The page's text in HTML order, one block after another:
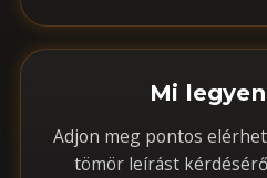
Mi
Adjon meg pontos
tömör leírást